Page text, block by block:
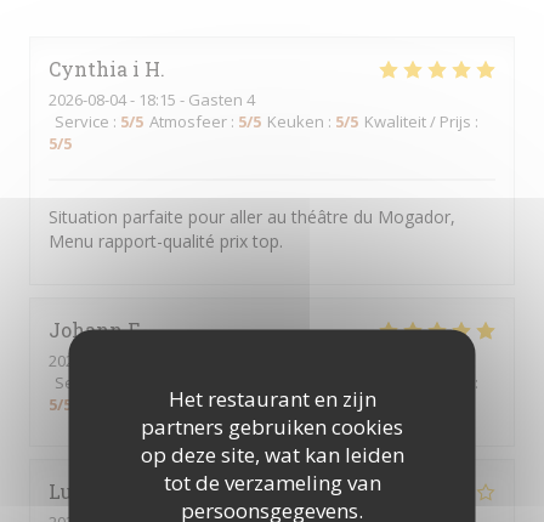
Het restaurant en zijn
partners gebruiken cookies
op deze site, wat kan leiden
tot de verzameling van
persoonsgegevens.
Cynthia i H
2026-08-04- 18:15 - Gasten 4
Service : 5/5 Atmosfeer : 5/5 Keuken : 5/5 Kwaliteit / Prijs :
5/5
Situation parfaite pour aller au théâtre du Mogador,
Menu rapport-qualité prix top.
JohannF
2026-08-04
Service
:
5/5
Lucie